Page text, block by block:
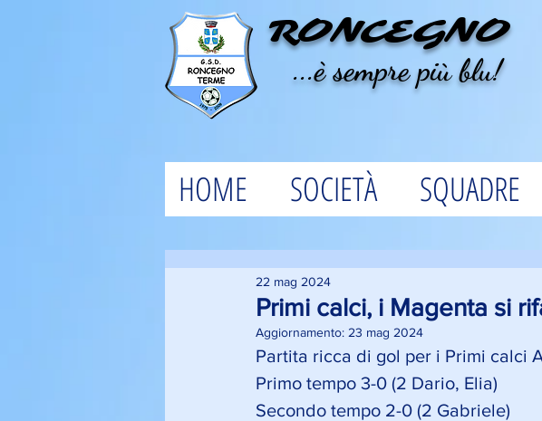
RONCEGNO
...è sempre più blu!
HOME SOCIETÀ SQUADRE
Primi calci, i Magenta si
22 mag 2024
Aggiornamento: 23 mag 2024
Partita ricca di gol per i Primi calci
Primo tempo 3-0 (2 Dario, Elia)
Secondo tempo 2-0 (2 Gabriele)